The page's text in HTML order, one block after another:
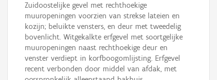
Zuidoostelijke gevel met rechthoekige
muuropeningen voorzien van strekse lateien en
kozijn; beluikte vensters, en deur met tweedelig
bovenlicht. Witgekalkte erfgevel met soortgelijke
muuropeningen naast rechthoekige deur en
venster verdiept in korfboogomlijsting. Erfgevel
recent verbonden door middel van afdak, met